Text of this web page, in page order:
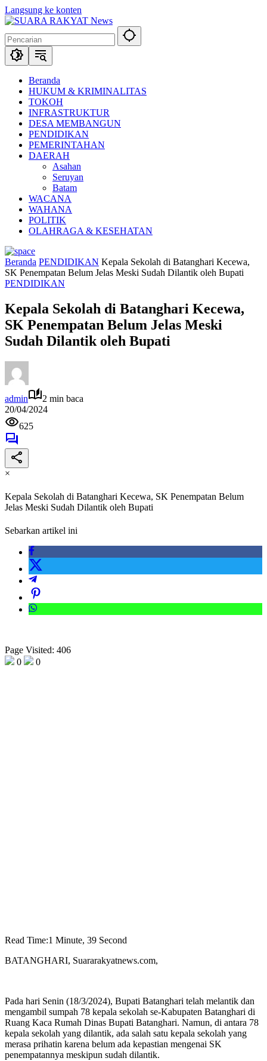
Langsung ke konten
Beranda
HUKUM & KRIMINALITAS
TOKOH
INFRASTRUKTUR
DESA MEMBANGUN
PENDIDIKAN
PEMERINTAHAN
DAERAH
Asahan
Seruyan
Batam
WACANA
WAHANA
POLITIK
OLAHRAGA & KESEHATAN
Beranda PENDIDIKAN Kepala Sekolah di Batanghari Kecewa,
SK Penempatan Belum Jelas Meski Sudah Dilantik oleh Bupati
PENDIDIKAN
Kepala Sekolah di Batanghari Kecewa,
SK Penempatan Belum Jelas Meski
Sudah Dilantik oleh Bupati
admin
2 min baca
20/04/2024
625
×
Kepala Sekolah di Batanghari Kecewa, SK Penempatan Belum
Jelas Meski Sudah Dilantik oleh Bupati
Sebarkan artikel ini
Page Visited: 406
0
0
Read Time:1 Minute, 39 Second
BATANGHARI, Suararakyatnews.com,
Pada hari Senin (18/3/2024), Bupati Batanghari telah melantik dan
mengambil sumpah 78 kepala sekolah se-Kabupaten Batanghari di
Ruang Kaca Rumah Dinas Bupati Batanghari. Namun, di antara 78
kepala sekolah yang dilantik, ada salah satu kepala sekolah yang
merasa prihatin karena belum ada kepastian mengenai SK
penempatannya meskipun sudah dilantik.